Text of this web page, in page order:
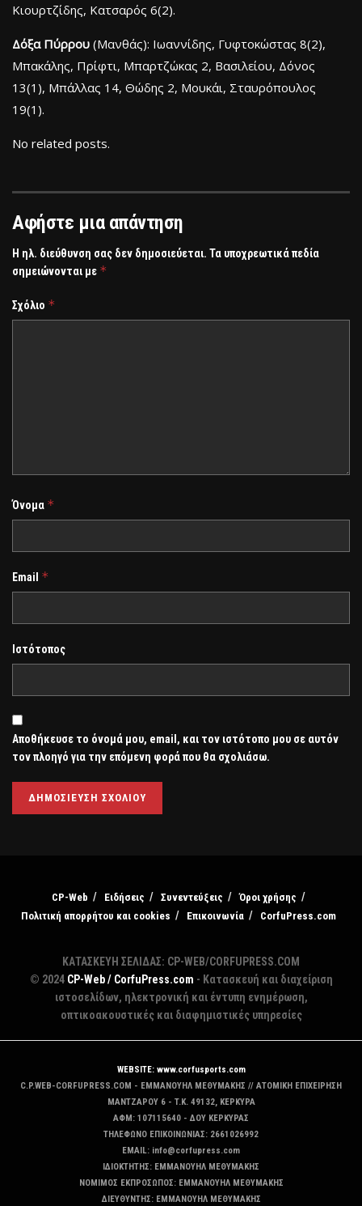
Κιουρτζίδης, Κατσαρός 6(2).
Δόξα Πύρρου (Μανθάς): Ιωαννίδης, Γυφτοκώστας 8(2),
Μπακάλης, Πρίφτι, Μπαρτζώκας 2, Βασιλείου, Δόνος
13(1), Μπάλλας 14, Θώδης 2, Μουκάι, Σταυρόπουλος
19(1).
No related posts.
Αφήστε μια απάντηση
Η ηλ. διεύθυνση σας δεν δημοσιεύεται. Τα υποχρεωτικά πεδία
σημειώνονται με *
Σχόλιο *
Όνομα *
Email *
Ιστότοπος
Αποθήκευσε το όνομά μου, email, και τον ιστότοπο μου σε αυτόν
τον πλοηγό για την επόμενη φορά που θα σχολιάσω.
CP-Web Ειδήσεις Συνεντεύξεις
Όροι χρήσης
Πολιτική απορρήτου και cookies
Επικοινωνία CorfuPress.com
ΚΑΤΑΣΚΕΥΗ ΣΕΛΙΔΑΣ: CP-WEB/CORFUPRESS.COM
© 2024 CP-Web / CorfuPress.com - Κατασκευή και διαχείριση
ιστοσελίδων, ηλεκτρονική και έντυπη ενημέρωση,
οπτικοακουστικές και διαφημιστικές υπηρεσίες
WEBSITE: www.corfusports.com
C.P.WEB-CORFUPRESS.COM - ΕΜΜΑΝΟΥΗΛ ΜΕΘΥΜΑΚΗΣ // ΑΤΟΜΙΚΗ ΕΠΙΧΕΙΡΗΣΗ
MANTZAΡΟΥ 6 - T.K. 49132, ΚΕΡΚΥΡΑ
ΑΦΜ: 107115640 - ΔΟΥ ΚΕΡΚΥΡΑΣ
ΤΗΛΕΦΩΝΟ ΕΠΙΚΟΙΝΩΝΙΑΣ: 2661026992
EMAIL: info@corfupress.com
ΙΔΙΟΚΤΗΤΗΣ: EMMANOYΗΛ ΜΕΘΥΜΑΚΗΣ
ΝΟΜΙΜΟΣ ΕΚΠΡΟΣΩΠΟΣ: EMMANOYΗΛ ΜΕΘΥΜΑΚΗΣ
ΔΙΕΥΘΥΝΤΗΣ: EMMANOYΗΛ ΜΕΘΥΜΑΚΗΣ